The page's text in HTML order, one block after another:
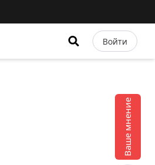
Войти
Ваше мнение